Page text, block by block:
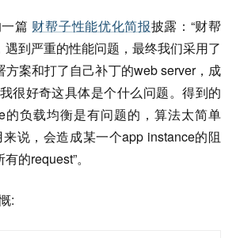
篇 财帮子性能优化简报披露：“财帮
到严重的性能问题，最终我们采用了
方案和打了自己补丁的web server，成
很好奇这具体是个什么问题。得到的
的负载均衡是有问题的，算法太简单
说，会造成某一个app instance的阻
的request”。
: